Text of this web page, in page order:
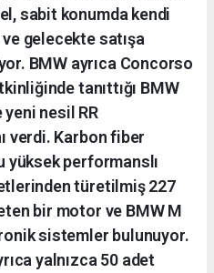
sabit konumda kendi
gelecekte satışa
BMW ayrıca Concorso
tanıttığı BMW
nesil RR
verdi. Karbon fiber
yüksek performanslı
türetilmiş 227
bir motor ve BMW M
sistemler bulunuyor.
yalnızca 50 adet